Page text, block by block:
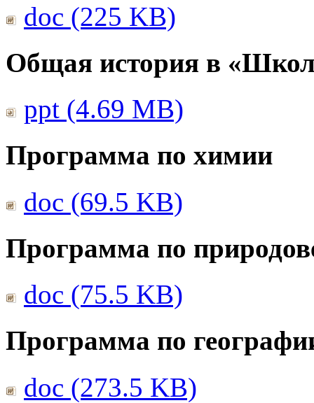
doc (225 KB)
Общая история в
ppt (4.69 MB)
Программа по химии
doc (69.5 KB)
Программа по
doc (75.5 KB)
Программа по
doc (273.5 KB)